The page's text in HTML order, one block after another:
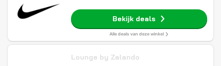
Bekijk deals
Alle deals van deze winkel
Lounge by Zalando